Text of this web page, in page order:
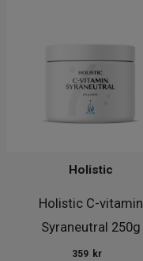
Holistic C-vitamin
Syraneutral 250g
Holistic
359 kr